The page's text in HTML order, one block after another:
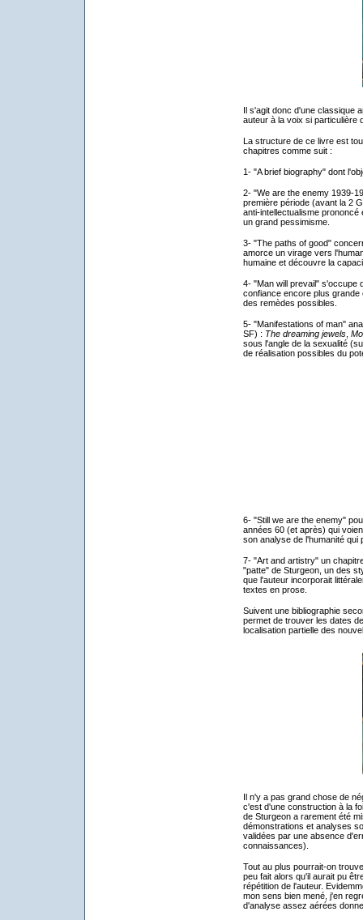
Il s'agit donc d'une classique
auteur à la voix si particulière
La structure de ce livre est
chapitres comme suit :
1- "A brief biography" dont
2- "We are the enemy 1939-
première période (avant la 2
anti-intellectualisme
un grand pessimisme.
3- "The paths of good"
amorce un virage vers
humaine et découvre la
4- "Man will prevail" s'occupe
confiance encore plus grande
des remèdes possibles.
5- "Manifestations of man"
SF) : The dreaming jewels,
sous l'angle de la sexualité
de réalisation possibles du
6- "Still we are the enemy"
années 60 (et après) qui
son analyse de l'humanité qui
7- "Art and artistry" un
"patte" de Sturgeon, un des
que l'auteur incorporait
textes en prose.
Suivent une bibliographie
permet de trouver les dates
localisation partielle des
Il n'y a pas grand chose de
c'est d'une construction à la
de Sturgeon a rarement été
démonstrations et analyses
validées par une absence
connaissances).
Tout au plus pourrait-on
peu fait alors qu'il aurait pu
répétition de l'auteur.
mon sens bien mené, j'en
d'analyse assez aérées